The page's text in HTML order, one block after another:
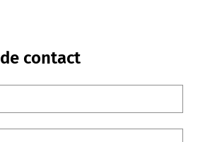
contact
champ vide.